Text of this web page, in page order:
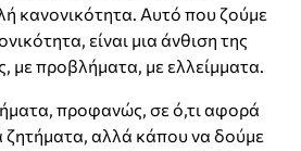
κανονικότητα. Αυτό που ζούμε
είναι μια άνθιση της
με προβλήματα, με ελλείμματα.
προφανώς, σε ό,τι αφορά
ζητήματα, αλλά κάπου να δούμε